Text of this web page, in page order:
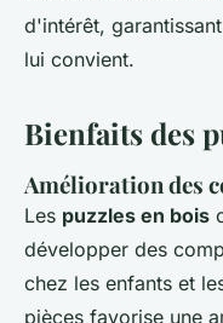
d'intérêt,
lui convient.
Bienfaits des
Amélioration des
Les puzzles en bois
développer des
chez les enfants et
pièces favorise une